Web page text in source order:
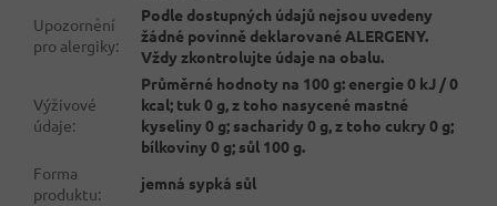
Upozornění
pro alergiky:
Podle dostupných údajů nejsou uvedeny
žádné povinně deklarované ALERGENY.
Vždy zkontrolujte údaje na obalu.
Výživové
údaje:
Průměrné hodnoty na 100 g: energie 0 kJ / 0
kcal; tuk 0 g, z toho nasycené mastné
kyseliny 0 g; sacharidy 0 g, z toho cukry 0 g;
bílkoviny 0 g; sůl 100 g.
Forma
produktu:
jemná sypká sůl